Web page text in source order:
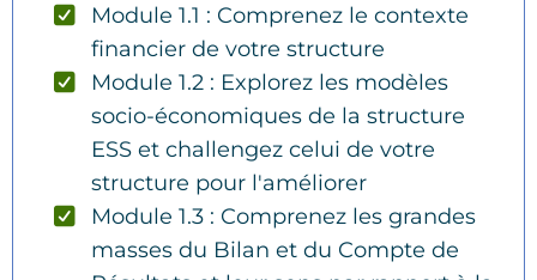
Module 1.1 : Comprenez le contexte
financier de votre structure
Module 1.2 : Explorez les modèles
socio-économiques de la structure
ESS et challengez celui de votre
structure pour l'améliorer
Module 1.3 : Comprenez les grandes
masses du Bilan et du Compte de